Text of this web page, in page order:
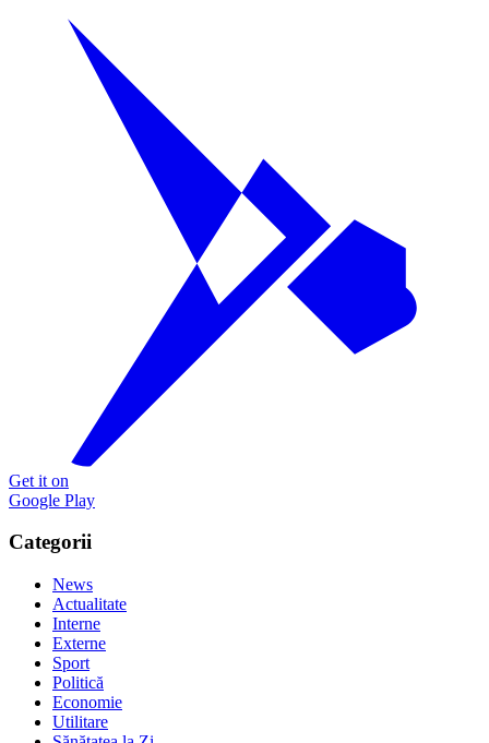
Get it on
Google Play
Categorii
News
Actualitate
Interne
Externe
Sport
Politică
Economie
Utilitare